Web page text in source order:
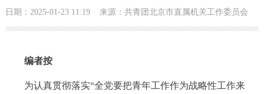
政务公开
政策兑现 政策解读 回应关切
日期：2025-01-23 11:19 来源：共青团北京市直属机关工作委员会
编者按
为认真贯彻落实“全党要把青年工作作为战略性工作来